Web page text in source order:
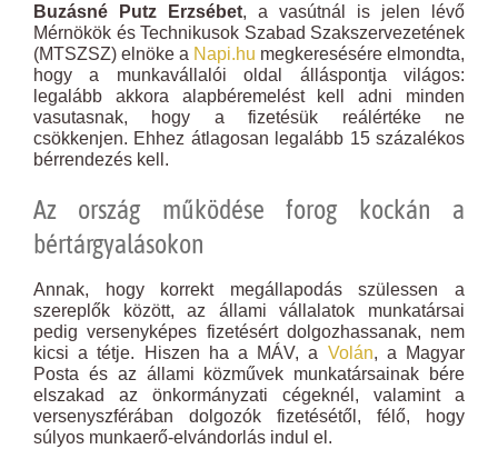
Buzásné Putz Erzsébet, a vasútnál is jelen lévő
Mérnökök és Technikusok Szabad Szakszervezetének
(MTSZSZ) elnöke a Napi.hu megkeresésére elmondta,
hogy a munkavállalói oldal álláspontja világos:
legalább akkora alapbéremelést kell adni minden
vasutasnak, hogy a fizetésük reálértéke ne
csökkenjen. Ehhez átlagosan legalább 15 százalékos
bérrendezés kell.
Az ország működése forog kockán a
bértárgyalásokon
Annak, hogy korrekt megállapodás szülessen a
szereplők között, az állami vállalatok munkatársai
pedig versenyképes fizetésért dolgozhassanak, nem
kicsi a tétje. Hiszen ha a MÁV, a Volán, a Magyar
Posta és az állami közművek munkatársainak bére
elszakad az önkormányzati cégeknél, valamint a
versenyszférában dolgozók fizetésétől, félő, hogy
súlyos munkaerő-elvándorlás indul el.